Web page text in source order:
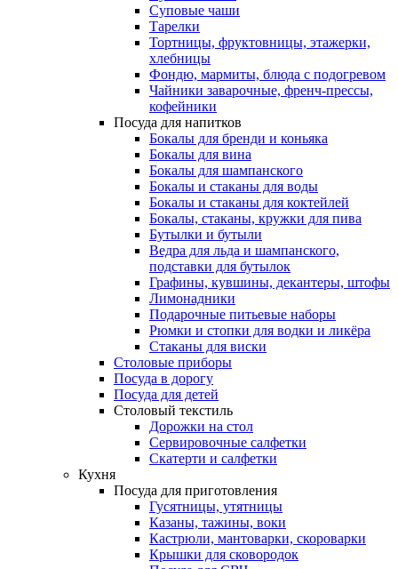
Суповые чаши
Тарелки
Тортницы, фруктовницы, этажерки,
хлебницы
Фондю, мармиты, блюда с подогревом
Чайники заварочные, френч-прессы,
кофейники
Посуда для напитков
Бокалы для бренди и коньяка
Бокалы для вина
Бокалы для шампанского
Бокалы и стаканы для воды
Бокалы и стаканы для коктейлей
Бокалы, стаканы, кружки для пива
Бутылки и бутыли
Ведра для льда и шампанского,
подставки для бутылок
Графины, кувшины, декантеры, штофы
Лимонадники
Подарочные питьевые наборы
Рюмки и стопки для водки и ликёра
Стаканы для виски
Столовые приборы
Посуда в дорогу
Посуда для детей
Столовый текстиль
Дорожки на стол
Сервировочные салфетки
Скатерти и салфетки
Кухня
Посуда для приготовления
Гусятницы, утятницы
Казаны, тажины, воки
Кастрюли, мантоварки, скороварки
Крышки для сковородок